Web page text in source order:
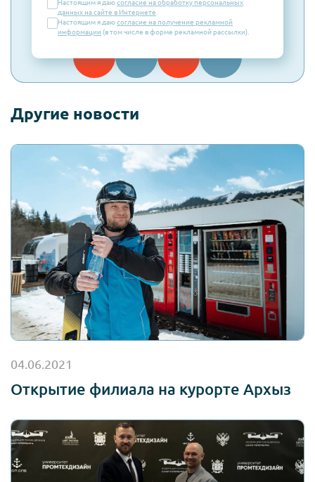
Настоящим я даюсогласие на обработку персональных
данных на сайте в Интернете
Настоящим я даюсогласие на получение рекламной
информации (в том числе в форме рекламной рассылки).
Другие новости
04.06.2021
Открытие филиала на курорте Архыз